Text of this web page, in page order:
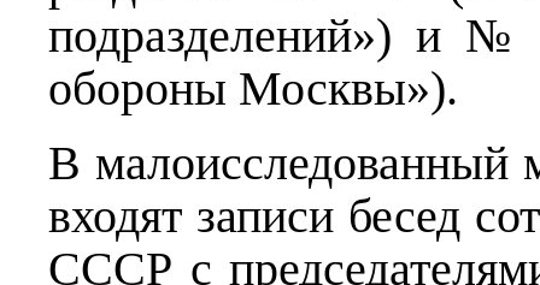
подразделений») и
обороны Москвы»).
В малоисследованный
входят записи бесед
СССР с